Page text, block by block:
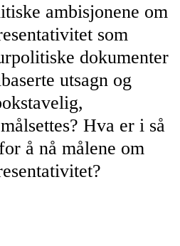
ambisjonene om
som
dokumenter
utsagn og
Hva er i så
å nå målene om